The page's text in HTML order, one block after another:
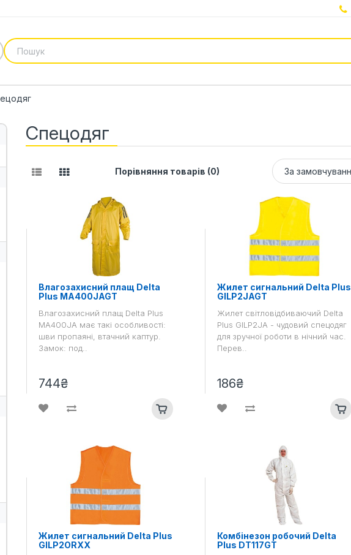
Спецодяг
Порівняння товарів (0)
Влагозахисний плащ Delta
Plus MA400JAGT
Влагозахисний плащ Delta Plus
MA400JA має такі особливості:
шви пропаяні, втачний каптур.
Замок: под..
744₴
Жилет сигнальний Delta Plus
GILP2JAGT
Жилет світловідбиваючий Delta
Plus GILP2JA - чудовий спецодяг
для зручної роботи в нічний час.
Перев..
186₴
Жилет сигнальний Delta Plus
GILP2ORXX
Комбінезон робочий Delta
Plus DT117GT